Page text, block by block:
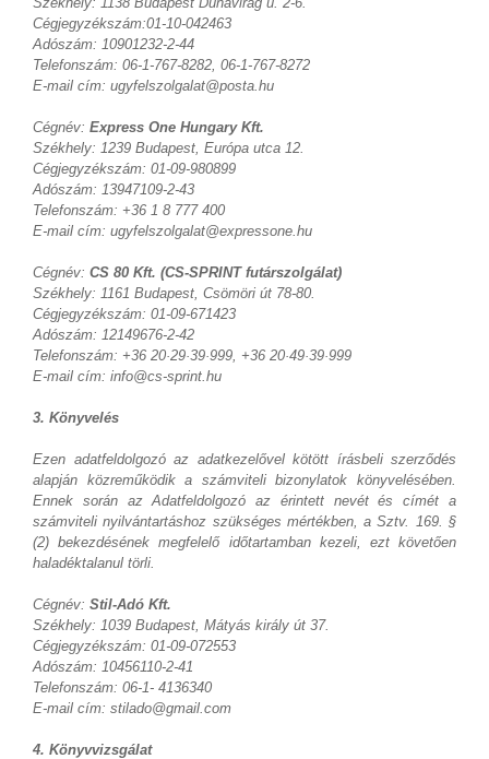
Cégjegyzékszám:01-10-042463
Adószám: 10901232-2-44
Telefonszám: 06-1-767-8282, 06-1-767-8272
E-mail cím: ugyfelszolgalat@posta.hu
Cégnév: Express One Hungary Kft.
Székhely: 1239 Budapest, Európa utca 12.
Cégjegyzékszám: 01-09-980899
Adószám: 13947109-2-43
Telefonszám: +36 1 8 777 400
E-mail cím: ugyfelszolgalat@expressone.hu
Cégnév: CS 80 Kft. (CS-SPRINT futárszolgálat)
Székhely: 1161 Budapest, Csömöri út 78-80.
Cégjegyzékszám: 01-09-671423
Adószám: 12149676-2-42
Telefonszám: +36 20·29·39·999, +36 20·49·39·999
E-mail cím: info@cs-sprint.hu
3. Könyvelés
Ezen adatfeldolgozó az adatkezelővel kötött írásbeli szerződés
alapján közreműködik a számviteli bizonylatok könyvelésében.
Ennek során az Adatfeldolgozó az érintett nevét és címét a
számviteli nyilvántartáshoz szükséges mértékben, a Sztv. 169. §
(2) bekezdésének megfelelő időtartamban kezeli, ezt követően
haladéktalanul törli.
Cégnév: Stil-Adó Kft.
Székhely: 1039 Budapest, Mátyás király út 37.
Cégjegyzékszám: 01-09-072553
Adószám: 10456110-2-41
Telefonszám: 06-1- 4136340
E-mail cím: stilado@gmail.com
4. Könyvvizsgálat